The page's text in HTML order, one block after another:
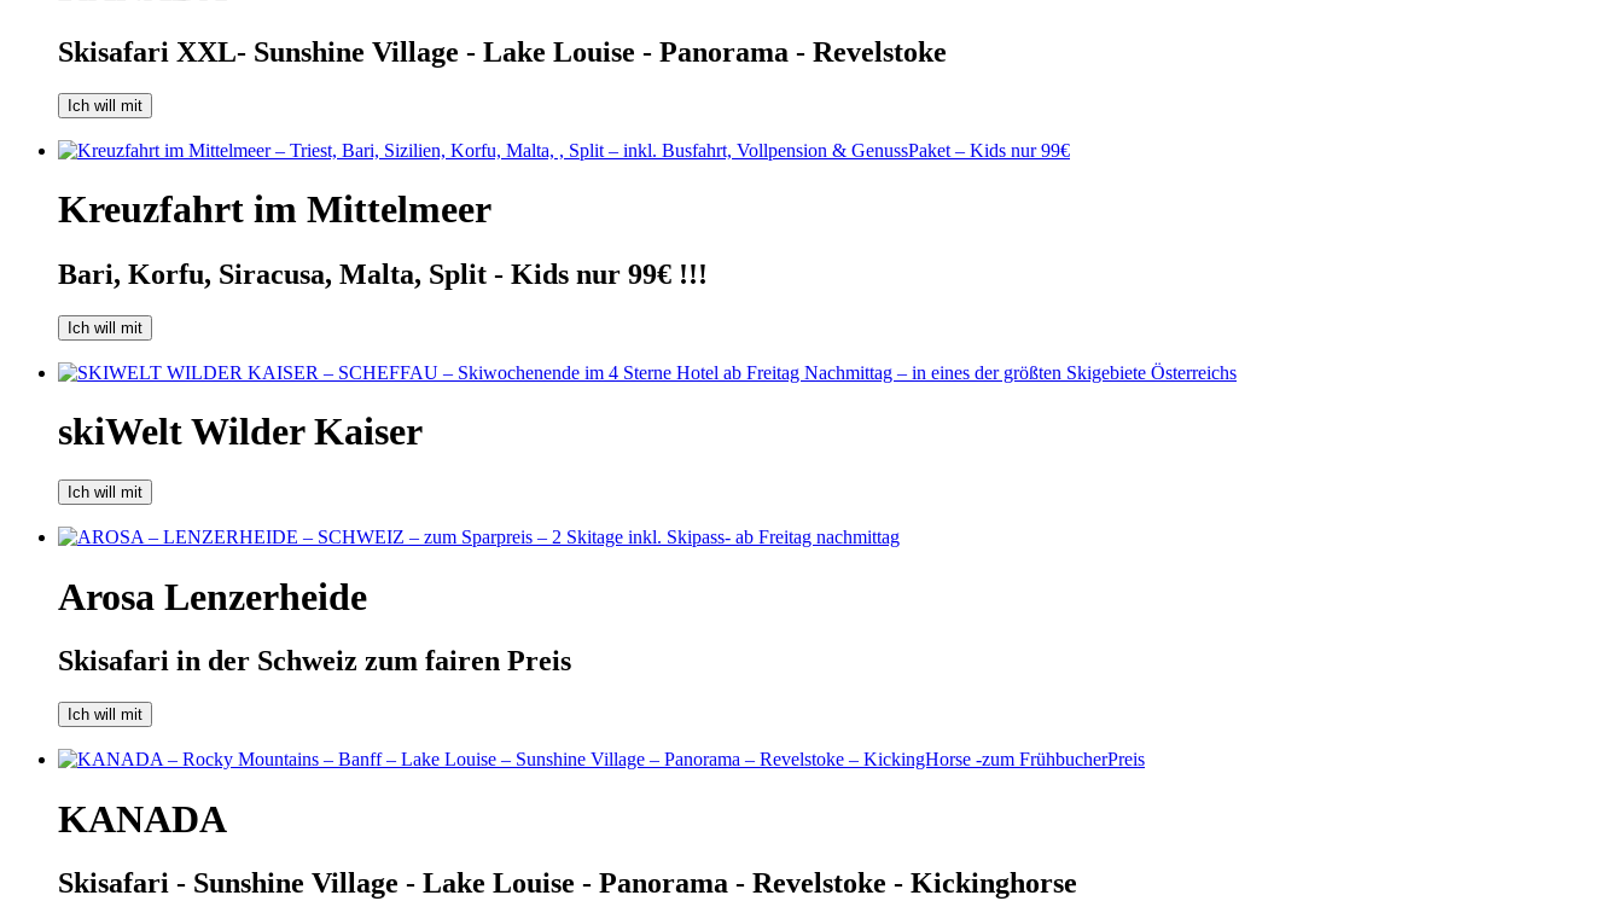
Skisafari XXL- Sunshine Village - Lake Louise - Panorama - Revelstoke
Ich will mit
Kreuzfahrt im Mittelmeer
Bari, Korfu, Siracusa, Malta, Split - Kids nur 99€ !!!
Ich will mit
skiWelt Wilder Kaiser
Ich will mit
Arosa Lenzerheide
Skisafari in der Schweiz zum fairen Preis
Ich will mit
KANADA
Skisafari - Sunshine Village - Lake Louise - Panorama - Revelstoke - Kickinghorse